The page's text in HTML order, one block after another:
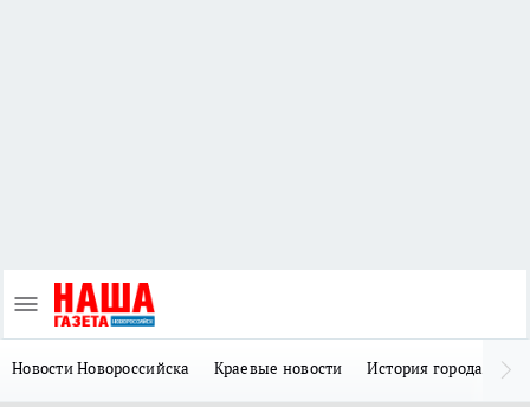
Новости Новороссийска Краевые новости История города Н